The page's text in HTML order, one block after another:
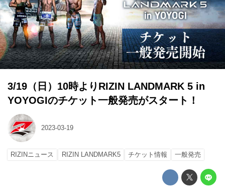
3/19（日）10時よりRIZIN LANDMARK 5 in
YOYOGIのチケット一般発売がスタート！
2023-03-19
RIZINニュース RIZIN LANDMARK5 チケット情報 一般発売